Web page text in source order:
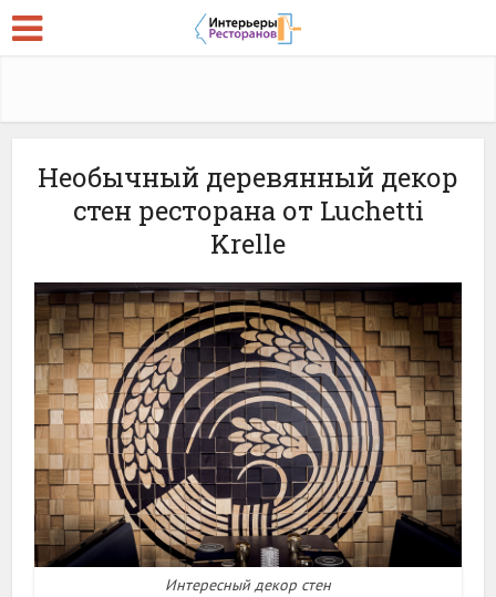
Необычный деревянный декор
стен ресторана от Luchetti
Krelle
Интересный декор стен